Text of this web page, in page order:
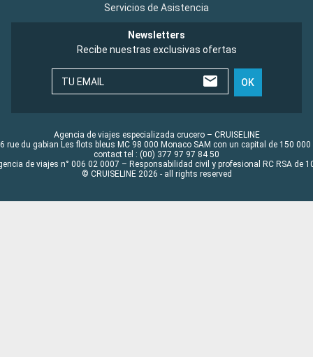
Servicios de Asistencia
Newsletters
Recibe nuestras exclusivas ofertas
TU EMAIL OK
Agencia de viajes especializada crucero – CRUISELINE
rue du gabian Les flots bleus MC 98 000 Monaco SAM con un capital de 150 000
contact tel : (00) 377 97 97 84 50
de viajes n° 006 02 0007 – Responsabilidad civil y profesional RC RSA de
© CRUISELINE 2026 - all rights reserved